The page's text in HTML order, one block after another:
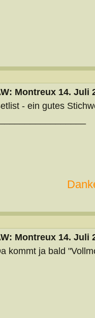
Montreux 14. Juli
- ein gutes
Montreux 14. Juli
kommt ja bald